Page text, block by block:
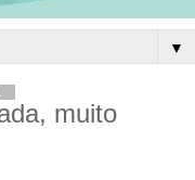
▼
muito